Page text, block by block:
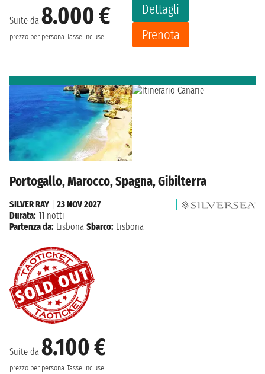
Suite da 8.000 €
prezzo per persona Tasse incluse
Dettagli
Prenota
Portogallo, Marocco, Spagna, Gibilterra
Suite da 8.100 €
prezzo per persona Tasse incluse
SILVER RAY
23 NOV 2027
Durata: 11 notti
Partenza da: Lisbona Sbarco: Lisbona